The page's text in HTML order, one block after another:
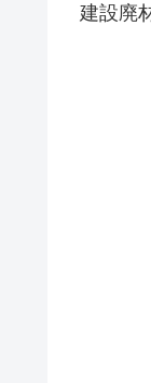
建設廃